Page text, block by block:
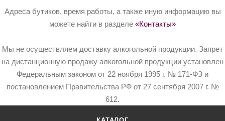
Адреса бутиков, время работы, а также иную информацию вы
можете найти в разделе «Контакты»
Мы не осуществляем доставку алкогольной продукции. Запрет
на дистанционную продажу алкогольной продукции установлен
Федеральным законом от 22 ноября 1995 г. № 171-ФЗ и
постановлением Правительства РФ от 27 сентября 2007 г. №
612.